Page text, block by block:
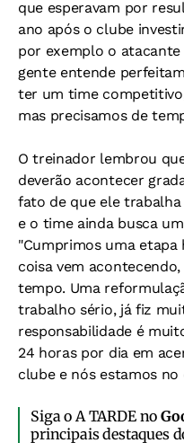
que esperavam por
ano após o clube
por exemplo o atacante
gente entende
ter um time
mas precisamos de
O treinador lembrou
deverão acontecer
fato de que ele
e o time ainda busca
"Cumprimos uma
coisa vem
tempo. Uma
trabalho sério, já fiz
responsabilidade é
24 horas por dia em
clube e nós estamos
Siga o A TARDE no
principais destaques